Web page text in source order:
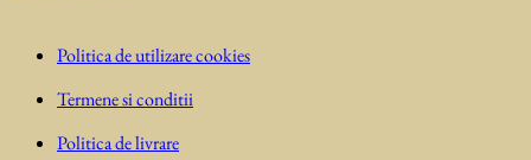
Politica de utilizare cookies
Termene si conditii
Politica de livrare